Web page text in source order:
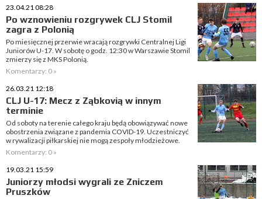
23.04.21 08:28
Po wznowieniu rozgrywek CLJ Stomil
zagra z Polonią
Po miesięcznej przerwie wracają rozgrywki Centralnej Ligi
Juniorów U-17. W sobotę o godz. 12:30 w Warszawie Stomil
zmierzy się z MKS Polonią.
Komentarzy: 0 »
26.03.21 12:18
CLJ U-17: Mecz z Ząbkovią w innym
terminie
Od soboty na terenie całego kraju będą obowiązywać nowe
obostrzenia związane z pandemia COVID-19. Uczestniczyć
w rywalizacji piłkarskiej nie mogą zespoły młodzieżowe.
Komentarzy: 0 »
19.03.21 15:59
Juniorzy młodsi wygrali ze Zniczem
Pruszków